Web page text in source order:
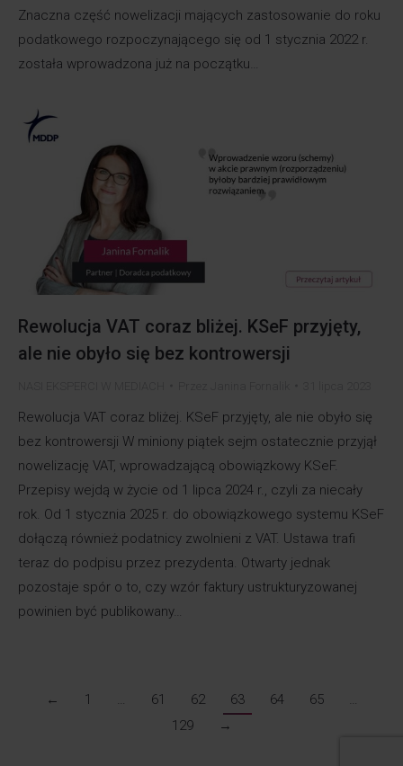
Znaczna część nowelizacji mających zastosowanie do roku
podatkowego rozpoczynającego się od 1 stycznia 2022 r.
została wprowadzona już na początku…
Rewolucja VAT coraz bliżej. KSeF przyjęty,
ale nie obyło się bez kontrowersji
Rewolucja VAT coraz bliżej. KSeF przyjęty, ale nie obyło się
bez kontrowersji W miniony piątek sejm ostatecznie przyjął
nowelizację VAT, wprowadzającą obowiązkowy KSeF.
Przepisy wejdą w życie od 1 lipca 2024 r., czyli za niecały
rok. Od 1 stycznia 2025 r. do obowiązkowego systemu KSeF
dołączą również podatnicy zwolnieni z VAT. Ustawa trafi
teraz do podpisu przez prezydenta. Otwarty jednak
pozostaje spór o to, czy wzór faktury ustrukturyzowanej
powinien być publikowany…
← 1 … 61 62 63 64 65
…
129
→